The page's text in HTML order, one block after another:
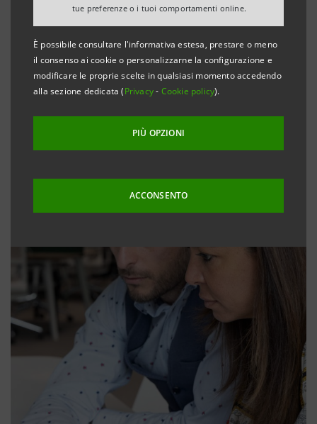
tue preferenze o i tuoi comportamenti online.
È possibile consultare l'informativa estesa, prestare o meno
il consenso ai cookie o personalizzarne la configurazione e
modificare le proprie scelte in qualsiasi momento accedendo
alla sezione dedicata (Privacy- Cookie policy).
PIÙ OPZIONI
ACCONSENTO